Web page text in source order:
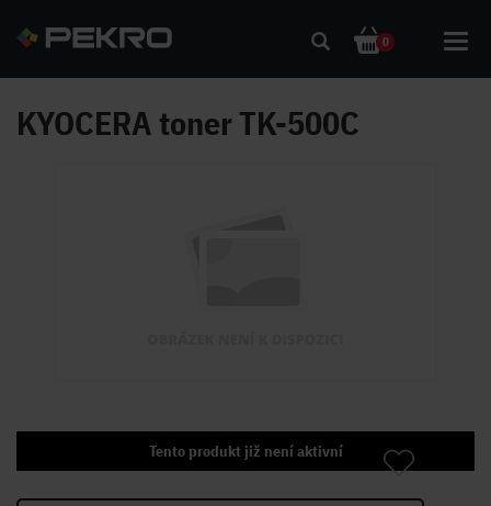
0
KYOCERA toner TK-500C
Tento produkt již není aktivní